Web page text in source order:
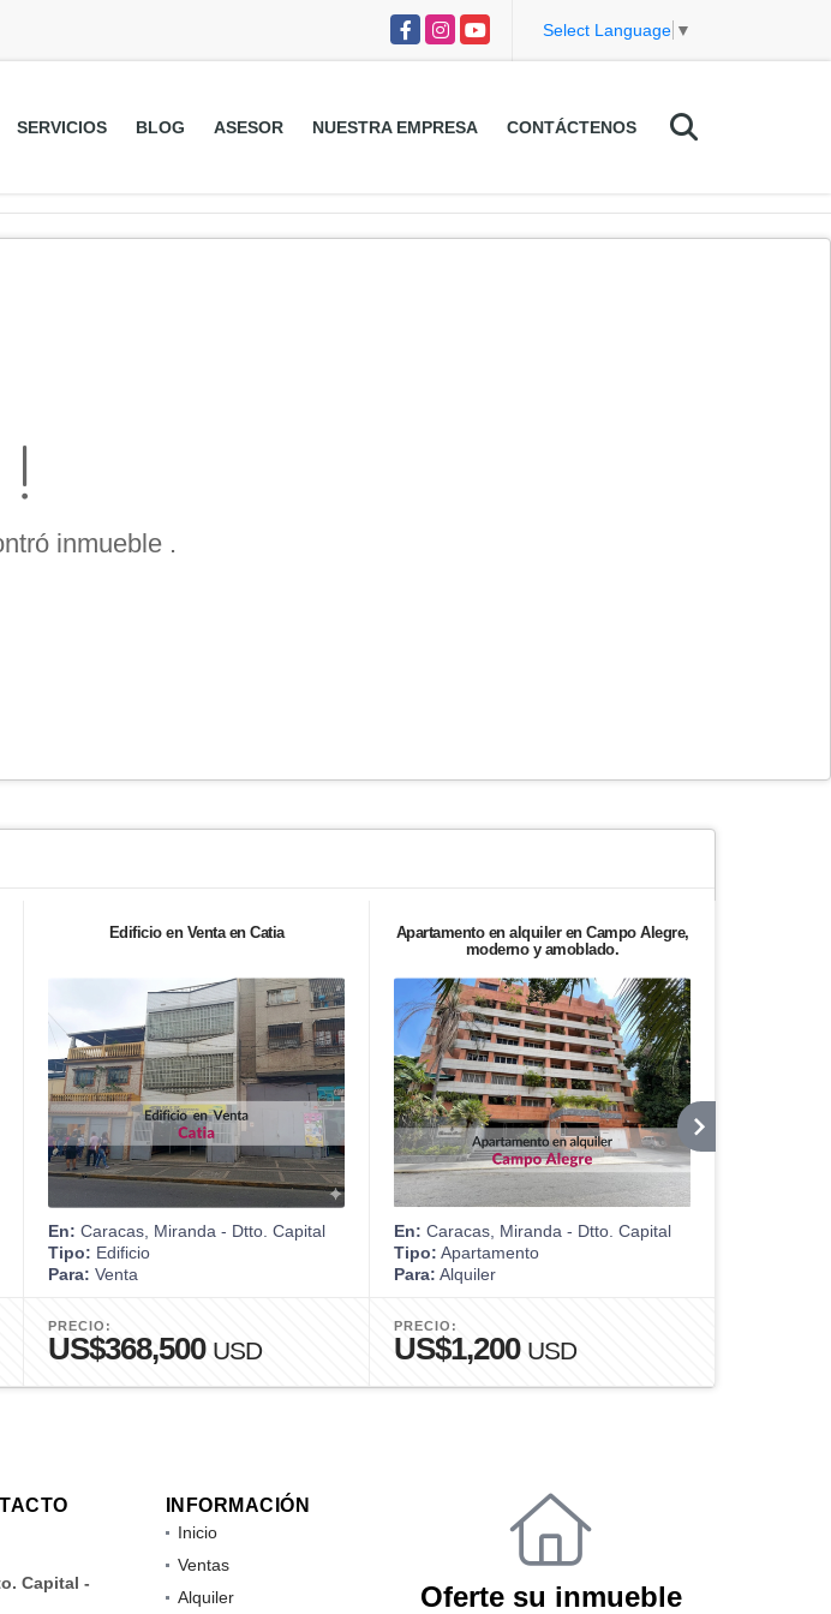
Facebook
InstagramYouTube Select Language ▼
SERVICIOS BLOG ASESOR NUESTRA EMPRESA CONTÁCTENOS
inmueble .
Edificio en Venta en Catia
En: Caracas, Miranda - Dtto. Capital
Tipo: Edificio
Para: Venta
PRECIO:
US$368,500 USD
Apartamento en alquiler en Campo Alegre,
moderno y amoblado.
En: Caracas, Miranda - Dtto. Capital
Tipo: Apartamento
Para: Alquiler
PRECIO:
US$1,200 USD
Capital -
INFORMACIÓN
Inicio
Ventas
Alquiler
Oferte su inmueble